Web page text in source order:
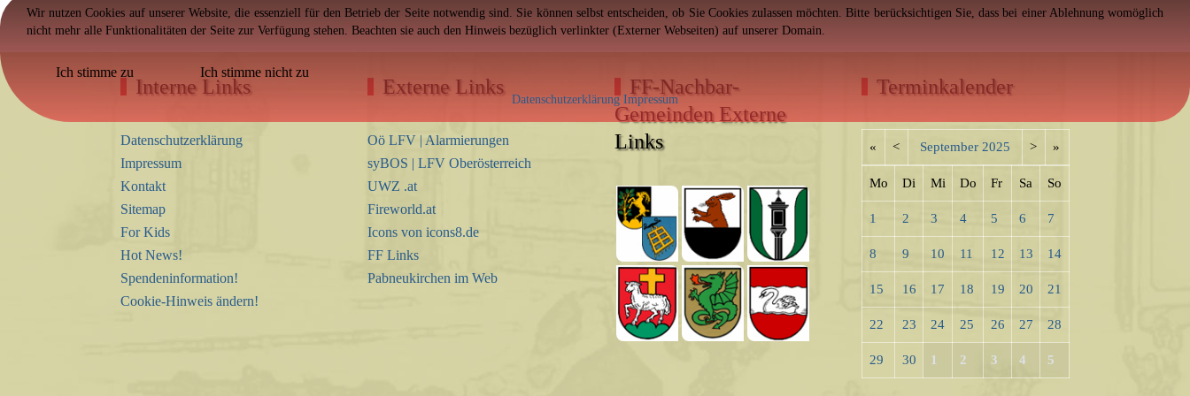
Interne Links
Datenschutzerklärung
Impressum
Kontakt
Sitemap
For Kids
Hot News!
Spendeninformation!
Cookie-Hinweis ändern!
Externe Links
Oö LFV | Alarmierungen
syBOS | LFV Oberösterreich
UWZ .at
Fireworld.at
Icons von icons8.de
FF Links
Pabneukirchen im Web
FF-Nachbar-
Gemeinden Externe
Links
Terminkalender
« < September 2025 > »
Mo Di Mi Do Fr Sa So
1 2 3 4 5 6 7
8 9 10 11 12 13 14
15 16 17 18 19 20 21
22 23 24 25 26 27 28
29 30 1 2 3 4 5
Wir nutzen Cookies auf unserer Website, die essenziell für den Betrieb der Seite notwendig sind. Sie können selbst entscheiden, ob Sie Cookies zulassen möchten. Bitte berücksichtigen Sie, dass bei einer Ablehnung womöglich
nicht mehr alle Funktionalitäten der Seite zur Verfügung stehen. Beachten sie auch den Hinweis bezüglich verlinkter (Externer Webseiten) auf unserer Domain.
Ich stimme zu Ich stimme nicht zu
Datenschutzerklärung Impressum